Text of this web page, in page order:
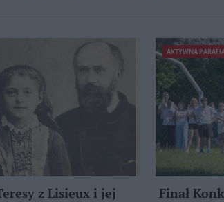
z Lisieux i jej
AKTYWNA
Finał